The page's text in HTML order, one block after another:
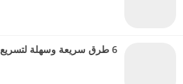
6 طرق سريعة وسهلة لتسريع مواقع Laravel